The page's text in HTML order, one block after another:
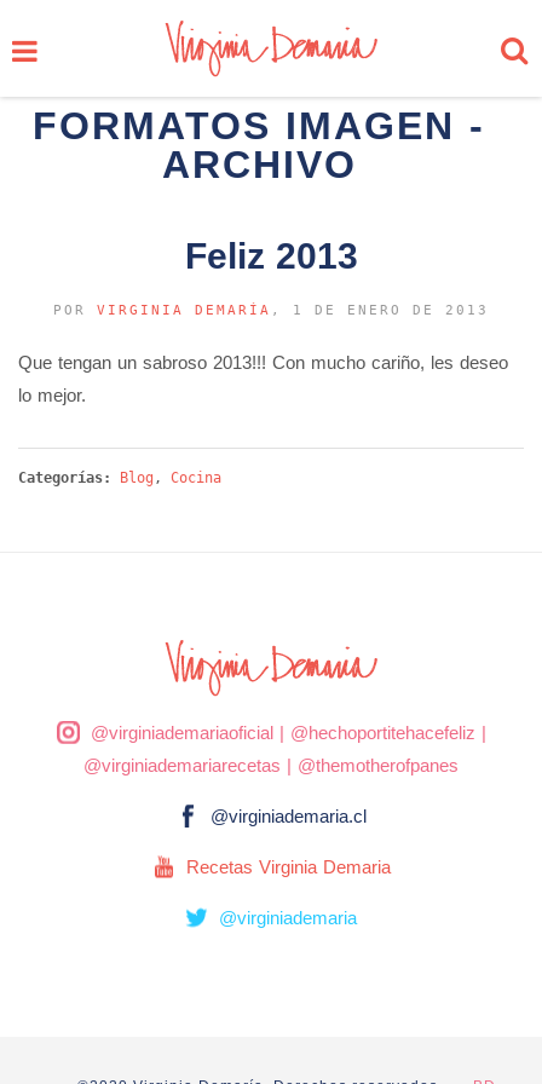
FORMATOS IMAGEN -
ARCHIVO
Feliz 2013
POR VIRGINIA DEMARÍA , 1 DE ENERO DE 2013
Que tengan un sabroso 2013!!! Con mucho cariño, les deseo
lo mejor.
Categorías: Blog , Cocina
@virginiademariaoficial| @hechoportitehacefeliz |
@virginiademariarecetas | @themotherofpanes
@virginiademaria.cl
Recetas Virginia Demaria
@virginiademaria